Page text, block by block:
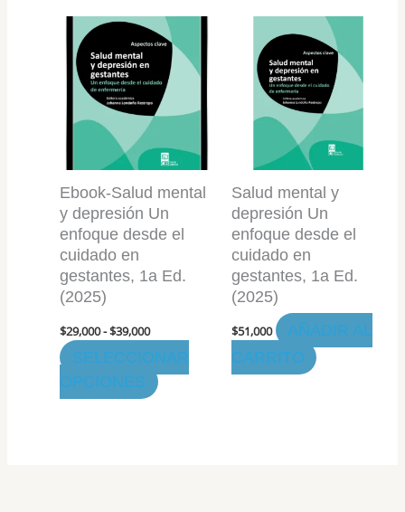
Ebook-Salud mental
y depresión Un
enfoque desde el
cuidado en
gestantes, 1a Ed.
(2025)
$29,000-$39,000
Rango
de
precios:
desde
$29,000
hasta
$39,000
SELECCIONAR
OPCIONES
Este
producto
tiene
múltiples
Las
opciones
se
pueden
en
de
Salud mental y
depresión Un
enfoque desde el
cuidado en
gestantes, 1a Ed.
(2025)
$51,000
AÑADIR AL
CARRITO